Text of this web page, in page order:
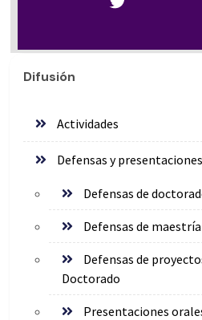
Difusión
Actividades
Defensas y presentaciones
Defensas de
Defensas de maestría
Defensas de
Doctorado
Presentaciones